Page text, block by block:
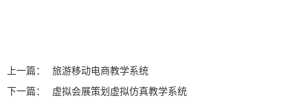
上一篇：
旅游移动电商教学系统
下一篇：
虚拟会展策划虚拟仿真教学系统